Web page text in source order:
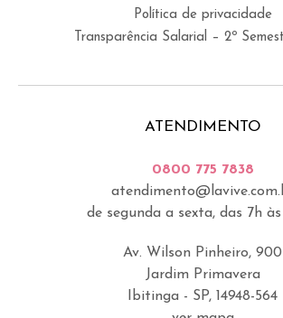
Política de privacidade
Transparência Salarial – 2º
ATENDIMENTO
0800 775 7838
de segunda a sexta, das 7h às
Av. Wilson Pinheiro, 900
Jardim Primavera
Ibitinga - SP, 14948-564